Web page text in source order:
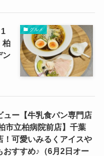
グルメ
柏
ン
ュー【牛乳食パン専門店
市立柏病院前店】千葉
！可愛いみるくアイスや
おすすめ♪（6月2日オー